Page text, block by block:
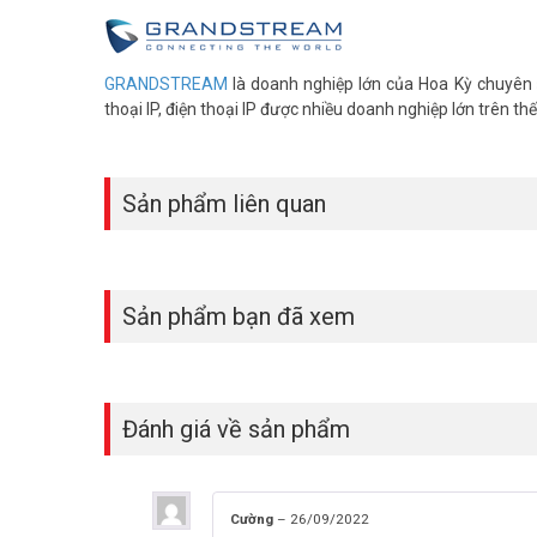
GRANDSTREAM là doanh nghiệp lớn của Hoa Kỳ
thoại IP, điện thoại IP được nhiều doanh nghiệp lớn trên
Sản phẩm liên quan
Sản phẩm bạn đã xem
Đánh giá về sản phẩm
Cường – 26/09/2022